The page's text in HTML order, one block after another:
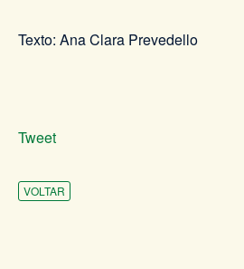
Texto: Ana Clara Prevedello
Tweet
VOLTAR